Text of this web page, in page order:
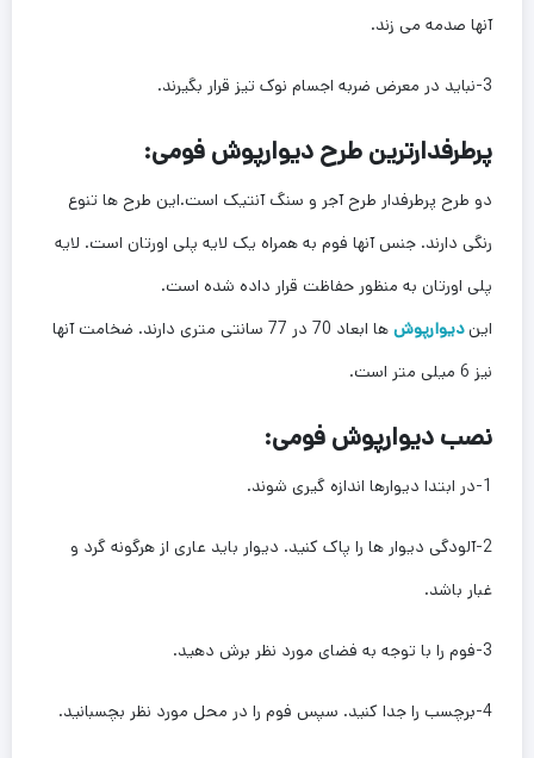
آنها صدمه می زند.
3-نباید در معرض ضربه اجسام نوک تیز قرار بگیرند.
پرطرفدارترین طرح دیوارپوش فومی:
دو طرح پرطرفدار طرح آجر و سنگ آنتیک است.این طرح ها تنوع
رنگی دارند. جنس آنها فوم به همراه یک لایه پلی اورتان است. لایه
پلی اورتان به منظور حفاظت قرار داده شده است.
ایندیوارپوش
ها ابعاد 70 در 77 سانتی متری دارند. ضخامت آنها
نیز 6 میلی متر است.
نصب دیوارپوش فومی:
1-در ابتدا دیوارها اندازه گیری شوند.
2-آلودگی دیوار ها را پاک کنید. دیوار باید عاری از هرگونه گرد و
غبار باشد.
3-فوم را با توجه به فضای مورد نظر برش دهید.
4-برچسب را جدا کنید. سپس فوم را در محل مورد نظر بچسبانید.